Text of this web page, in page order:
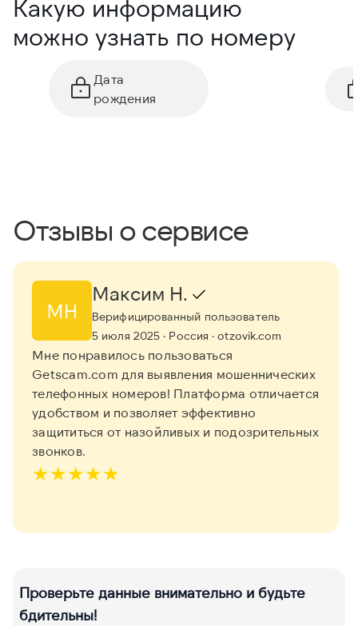
Какую информацию
можно узнать по номеру
Дата
рождения
Отзывы о сервисе
МН
Максим Н.
Верифицированный пользователь
5 июля 2025 · Россия · otzovik.com
Мне понравилось пользоваться
Getscam.com для выявления мошеннических
телефонных номеров! Платформа отличается
удобством и позволяет эффективно
защититься от назойливых и подозрительных
звонков.
★★★★★
Проверьте данные внимательно и будьте
бдительны!